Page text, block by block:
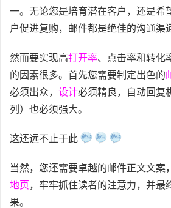
一。无论您是培育潜在客户，还是希
户促进复购，邮件都是绝佳的沟通渠
然而要实现高打开率、点击率和转化
的因素很多。首先您需要制定出色的
必须出众， 设计必须精良，自动回复
列）也必须强大。
这还远不止于此
当然，您还需要卓越的邮件正文文案
地页，牢牢抓住读者的注意力，并最
果。